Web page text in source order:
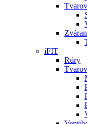
iFIT
Rúry